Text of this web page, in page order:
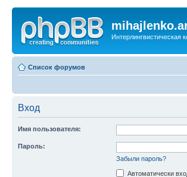
Интерлингвистическая
Список форумов
Вход
Имя пользователя:
Пароль:
Забыли пароль?
Автоматически